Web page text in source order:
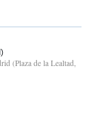
(Plaza de la Lealtad,